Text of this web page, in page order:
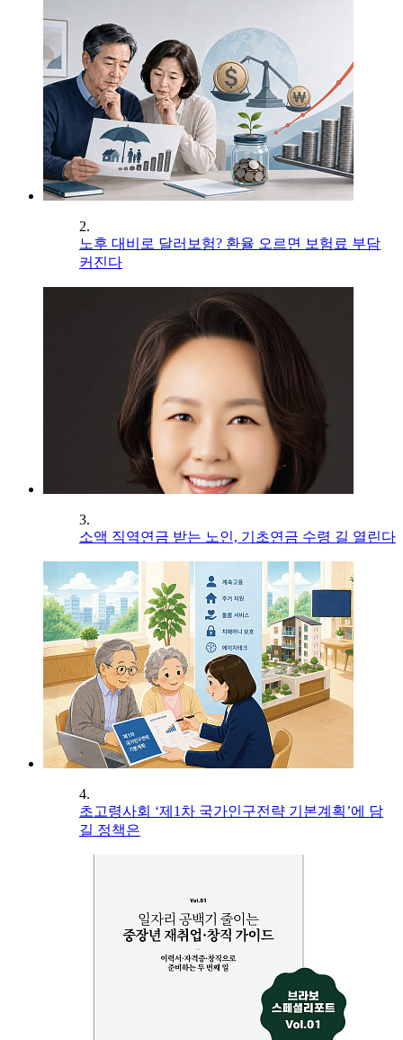
2.
노후 대비로 달러보험? 환율 오르면 보험료 부담
커진다
3.
소액 직역연금 받는 노인, 기초연금 수령 길 열린다
4.
초고령사회 ‘제1차 국가인구전략 기본계획’에 담
길 정책은